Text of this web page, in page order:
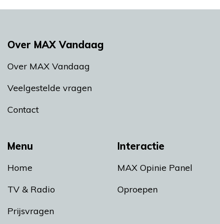
Menu
Home
TV & Radio
Prijsvragen
Interactie
MAX Opinie Panel
Oproepen
Over MAX Vandaag
Over MAX Vandaag
Veelgestelde vragen
Contact